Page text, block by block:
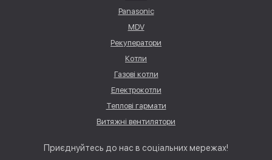
Panasonic
MDV
Рекуператори
Котли
Газові котли
Електрокотли
Теплові гармати
Витяжні вентилятори
Приєднуйтесь до нас в соціальних мережах!